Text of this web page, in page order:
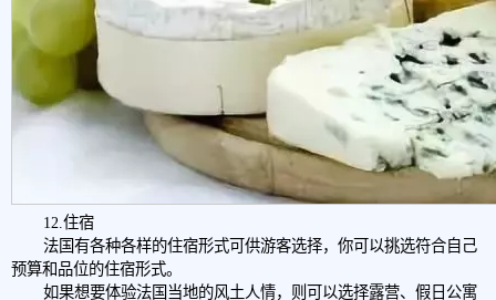
12.住宿
法国有各种各样的住宿形式可供游客选择，你可以挑选符合自己
预算和品位的住宿形式。
如果想要体验法国当地的风土人情，则可以选择露营、假日公寓